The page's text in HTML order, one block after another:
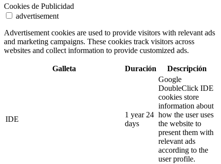
Cookies de Publicidad
advertisement
Advertisement cookies are used to provide visitors with relevant ads
and marketing campaigns. These cookies track visitors across
websites and collect information to provide customized ads.
Galleta Duración Descripción
IDE
1 year 24
days
Google
DoubleClick IDE
cookies store
information about
how the user uses
the website to
present them with
relevant ads
according to the
user profile.